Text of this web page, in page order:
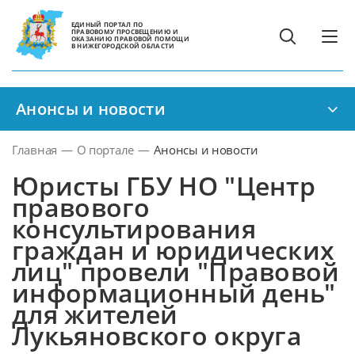
ЕДИНЫЙ ПОРТАЛ ПО
ПРАВОВОМУ ПРОСВЕЩЕНИЮ И
ОКАЗАНИЮ ПРАВОВОЙ ПОМОЩИ
В НИЖЕГОРОДСКОЙ ОБЛАСТИ
Анонсы и новости
Главная — О портале — Анонсы и новости
Юристы ГБУ НО "Центр
правового
консультирования
граждан и юридических
лиц" провели "Правовой
информационный день"
для жителей
Лукьяновского округа